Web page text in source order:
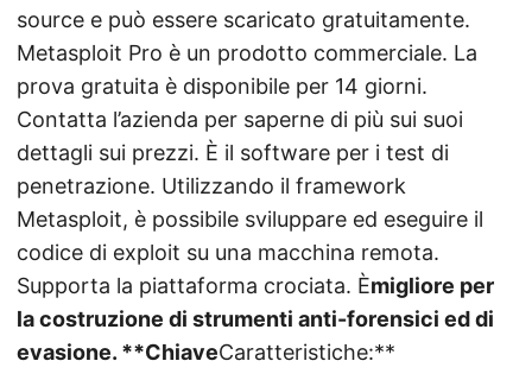
source e può essere scaricato gratuitamente.
Metasploit Pro è un prodotto commerciale. La
prova gratuita è disponibile per 14 giorni.
Contatta l’azienda per saperne di più sui suoi
dettagli sui prezzi. È il software per i test di
penetrazione. Utilizzando il framework
Metasploit, è possibile sviluppare ed eseguire il
codice di exploit su una macchina remota.
Supporta la piattaforma crociata. Èmigliore per
la costruzione di strumenti anti-forensici ed di
evasione. **ChiaveCaratteristiche:**